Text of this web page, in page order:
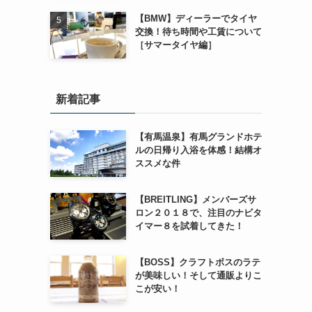
【BMW】ディーラーでタイヤ
交換！待ち時間や工賃について
［サマータイヤ編］
新着記事
【有馬温泉】有馬グランドホテ
ルの日帰り入浴を体感！結構オ
ススメな件
【BREITLING】メンバーズサ
ロン２０１８で、注目のナビタ
イマー８を試着してきた！
【BOSS】クラフトボスのラテ
が美味しい！そして通販よりこ
こが安い！